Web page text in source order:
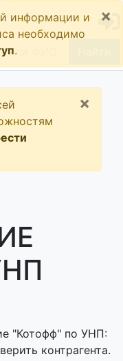
информации и
необходимо
.
×
×
"Котофф" по УНП:
контрагента.